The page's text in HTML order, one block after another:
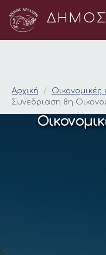
ΔΗΜΟΣ
Αρχική
Οικονομικές
Συνεδριαση 8η